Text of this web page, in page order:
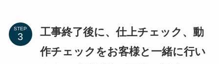
STEP
工事終了後に、仕上チェック、動
作チェックをお客様と一緒に行い